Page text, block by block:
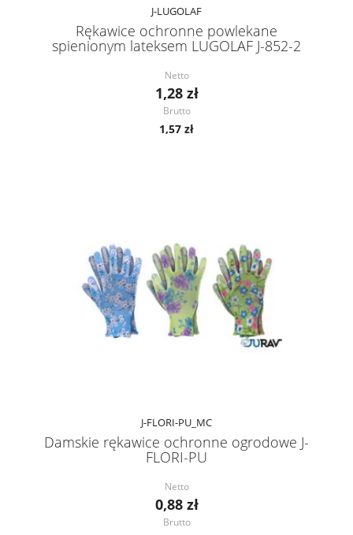
J-LUGOLAF
Rękawice ochronne powlekane
spienionym lateksem LUGOLAF J-852-2
Netto
1,28 zł
Brutto
1,57 zł
J-FLORI-PU_MC
Damskie rękawice ochronne ogrodowe J-
FLORI-PU
Netto
0,88 zł
Brutto